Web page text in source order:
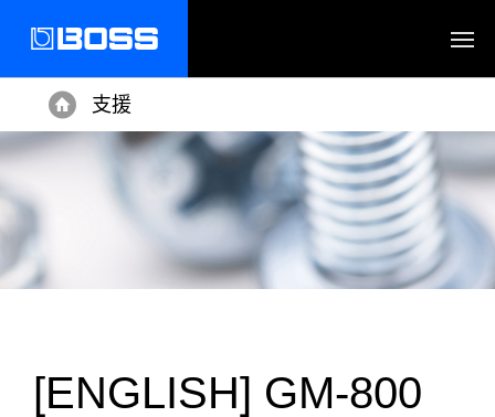
Home
支援
[ENGLISH] GM-800